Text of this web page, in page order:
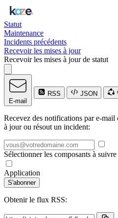
Statut
Maintenance
Incidents précédents
Recevoir les mises à jour
Recevoir les mises à jour de statut
E-mail
RSS JSON
Recevez des notifications par e-
à jour ou résout un incident:
Sélectionner les composants à suivre
Application
S'abonner
Obtenir le flux RSS: